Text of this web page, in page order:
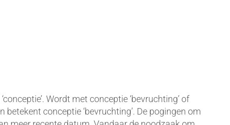
Wordt met conceptie ‘bevruchting’ of
betekent conceptie ‘bevruchting’. De pogingen om